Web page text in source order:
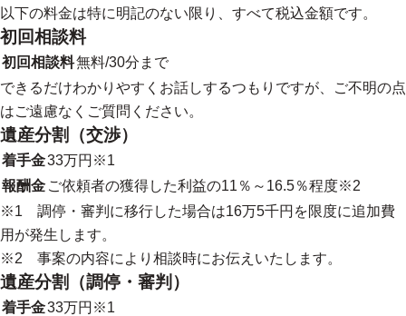
以下の料金は特に明記のない限り、すべて税込金額です。
初回相談料
初回相談料無料/30分まで
できるだけわかりやすくお話しするつもりですが、ご不明の点
はご遠慮なくご質問ください。
遺産分割（交渉）
着手金33万円※1
報酬金 ご依頼者の獲得した利益の11％～16.5％程度※2
※1 調停・審判に移行した場合は16万5千円を限度に追加費
用が発生します。
※2 事案の内容により相談時にお伝えいたします。
遺産分割（調停・審判）
着手金33万円※1